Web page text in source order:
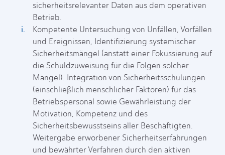
sicherheitsrelevanter Daten aus dem operativen
Betrieb.
Kompetente Untersuchung von Unfällen, Vorfällen
und Ereignissen, Identifizierung systemischer
Sicherheitsmängel (anstatt einer Fokussierung auf
die Schuldzuweisung für die Folgen solcher
Mängel). Integration von Sicherheitsschulungen
(einschließlich menschlicher Faktoren) für das
Betriebspersonal sowie Gewährleistung der
Motivation, Kompetenz und des
Sicherheitsbewusstseins aller Beschäftigten.
Weitergabe erworbener Sicherheitserfahrungen
und bewährter Verfahren durch den aktiven